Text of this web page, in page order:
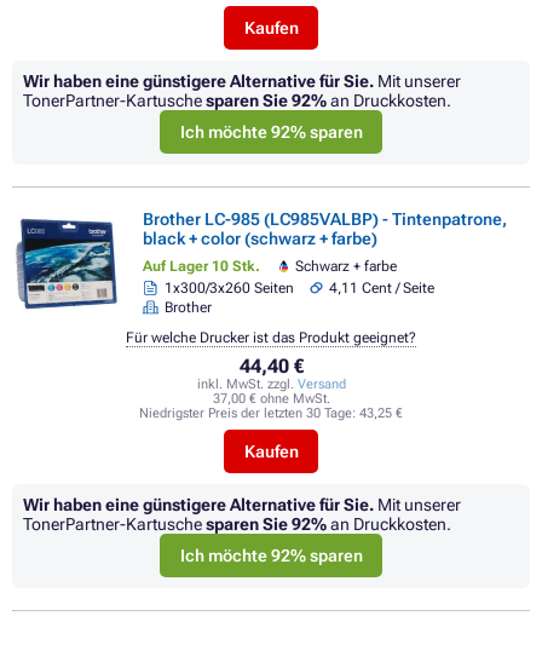
Kaufen
Wir haben eine günstigere Alternative für Sie. Mit unserer
TonerPartner-Kartuschesparen Sie92%an Druckkosten.
Ich möchte 92% sparen
Brother LC-985 (LC985VALBP) - Tintenpatrone,
black + color (schwarz + farbe)
Auf Lager 10 Stk.
Schwarz + farbe
1x300/3x260 Seiten
4,11 Cent / Seite
Brother
44,40 €
inkl. MwSt. zzgl. Versand
37,00 € ohne MwSt.
Niedrigster Preis der letzten 30 Tage: 43,25 €
Kaufen
Für welche Drucker ist das Produkt geeignet?
Wir haben eine günstigere Alternative für Sie. Mit unserer
TonerPartner-Kartuschesparen Sie92%an Druckkosten.
Ich möchte 92% sparen